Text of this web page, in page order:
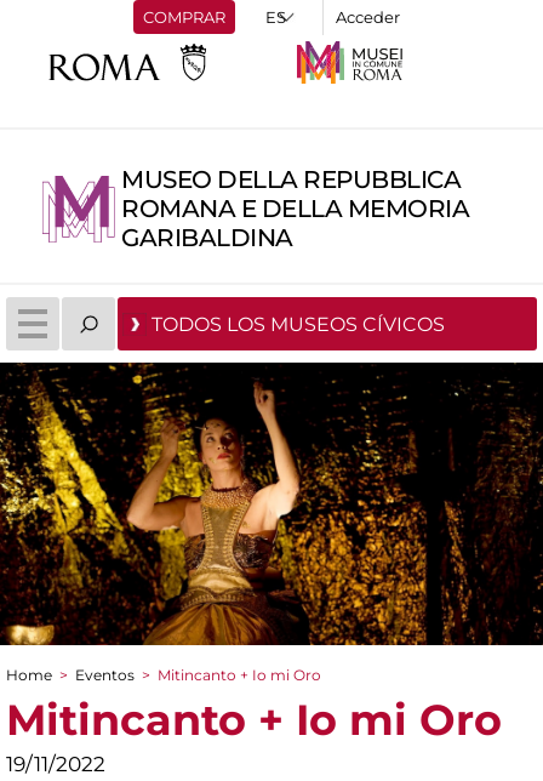
COMPRAR Acceder
MUSEO DELLA REPUBBLICA
ROMANA E DELLA MEMORIA
GARIBALDINA
TODOS LOS MUSEOS CÍVICOS
You are here
Home > Eventos > Mitincanto + Io mi Oro
Mitincanto + Io mi Oro
19/11/2022